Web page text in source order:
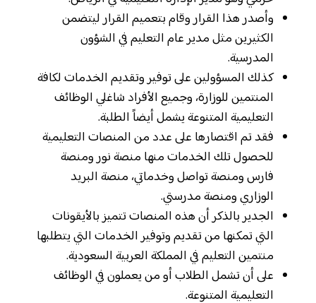
وأصدر هذا القرار وقام بتعميم القرار ليتضمن
الكثيرين مثل مدير عام التعليم في الشؤون
المدرسية.
كذلك المسؤولين على توفير وتقديم الخدمات لكافة
المنتمين للوزارة، وجميع الأفراد شاغلي الوظائف
التعليمية المتنوعة يشمل أيضاً الطلبة.
فقد تم اقتصارها على عدد من المنصات التعليمية
للحصول تلك الخدمات منها منصة نور ومنصة
فارس ومنصة تواصل وخدماتي، منصة البريد
الوزاري ومنصة مدرستي.
الجدير بالذكر أن هذه المنصات تتميز بالأيقونات
التي تمكنها من تقديم وتوفير الخدمات التي يتطلبها
منتمين التعليم في المملكة العربية السعودية.
على أن تشمل الطلاب أو من يعملون في الوظائف
التعليمية المتنوعة.